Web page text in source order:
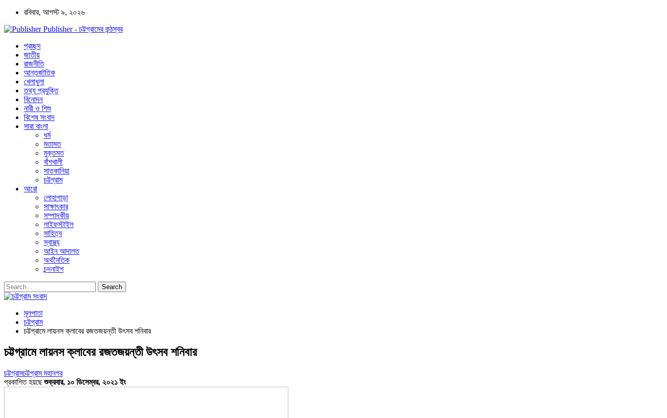
রবিবার, আগস্ট ৯, ২০২৬
Publisher - চট্টগ্রামের কন্ঠস্বর
প্রচ্ছদ
জাতীয়
রাজনীতি
আন্তর্জাতিক
খেলাধুলা
তথ্য প্রযুক্তি
বিনোদন
নারী ও শিশু
বিশেষ সংবাদ
সারা বাংলা
ধর্ম
মতামত
মুক্তমত
বাঁশখালী
সাতকানিয়া
চট্টগ্রাম
আরো
লোহাগাড়া
সাক্ষাৎকার
সম্পাদকীয়
লাইফস্টাইল
সাহিত্য
স্বাস্থ্য
আইন আদালত
অর্থনৈতিক
চন্দনাইশ
মূলপাতা
চট্টগ্রাম
চট্টগ্রামে লায়নস ক্লাবের রজতজয়ন্তী উৎসব শনিবার
চট্টগ্রামে লায়নস ক্লাবের রজতজয়ন্তী উৎসব শনিবার
চট্টগ্রামচট্টগ্রাম মহানগর
প্রকাশিত হয়ছেশুক্রবার, ১০ ডিসেম্বর, ২০২১ ইং